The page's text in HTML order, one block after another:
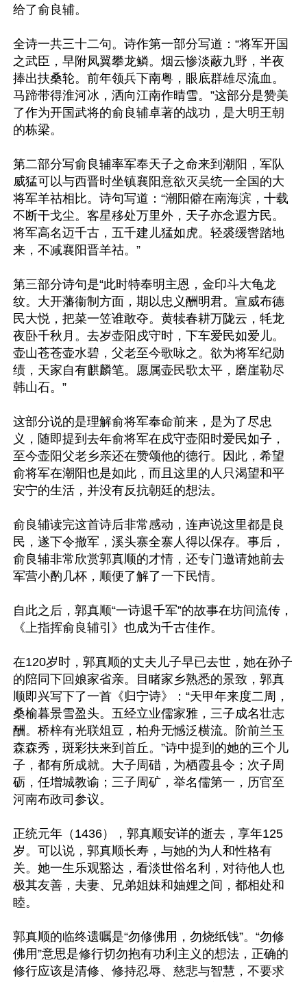
给了俞良辅。
全诗一共三十二句。诗作第一部分写道：“将军开国
之武臣，早附凤翼攀龙鳞。烟云惨淡蔽九野，半夜
捧出扶桑轮。前年领兵下南粤，眼底群雄尽流血。
马蹄带得淮河冰，洒向江南作晴雪。”这部分是赞美
了作为开国武将的俞良辅卓著的战功，是大明王朝
的栋梁。
第二部分写俞良辅率军奉天子之命来到潮阳，军队
威猛可以与西晋时坐镇襄阳意欲灭吴统一全国的大
将军羊祜相比。诗句写道：“潮阳僻在南海滨，十载
不断干戈尘。客星移处万里外，天子亦念遐方民。
将军高名迈千古，五千建儿猛如虎。轻裘缓辔踏地
来，不减襄阳晋羊祜。”
第三部分诗句是“此时特奉明主恩，金印斗大龟龙
纹。大开藩衞制方面，期以忠义酬明君。宣威布德
民大悦，把菜一笠谁敢夺。黄犊春耕万陇云，牦龙
夜卧千秋月。去岁壶阳戍守时，下车爱民如爱儿。
壶山苍苍壶水碧，父老至今歌咏之。欲为将军纪勋
绩，天家自有麒麟笔。愿属壶民歌太平，磨崖勒尽
韩山石。”
这部分说的是理解俞将军奉命前来，是为了尽忠
义，随即提到去年俞将军在戍守壶阳时爱民如子，
至今壶阳父老乡亲还在赞颂他的德行。因此，希望
俞将军在潮阳也是如此，而且这里的人只渴望和平
安宁的生活，并没有反抗朝廷的想法。
俞良辅读完这首诗后非常感动，连声说这里都是良
民，遂下令撤军，溪头寨全寨人得以保存。事后，
俞良辅非常欣赏郭真顺的才情，还专门邀请她前去
军营小酌几杯，顺便了解了一下民情。
自此之后，郭真顺“一诗退千军”的故事在坊间流传，
《上指挥俞良辅引》也成为千古佳作。
在120岁时，郭真顺的丈夫儿子早已去世，她在孙子
的陪同下回娘家省亲。目睹家乡熟悉的景致，郭真
顺即兴写下了一首《归宁诗》：“天甲年来度二周，
桑榆暮景雪盈头。五经立业儒家雅，三子成名壮志
酬。桥梓有光联俎豆，柏舟无憾泛横流。阶前兰玉
森森秀，斑彩扶来到首丘。”诗中提到的她的三个儿
子，都有所成就。大子周碏，为栖霞县令；次子周
砺，任增城教谕；三子周矿，举名儒第一，历官至
河南布政司参议。
正统元年（1436），郭真顺安详的逝去，享年125
岁。可以说，郭真顺长寿，与她的为人和性格有
关。她一生乐观豁达，看淡世俗名利，对待他人也
极其友善，夫妻、兄弟姐妹和妯娌之间，都相处和
睦。
郭真顺的临终遗嘱是“勿修佛用，勿烧纸钱”。“勿修
佛用”意思是修行切勿抱有功利主义的想法，正确的
修行应该是清修、修持忍辱、慈悲与智慧，不要求